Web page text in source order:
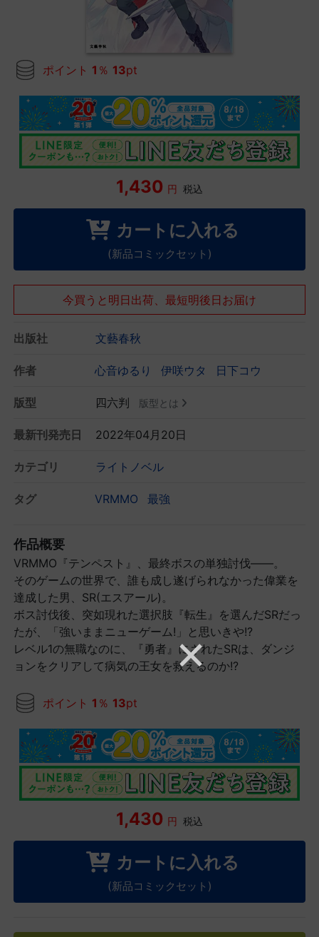
ポイント 1 ％ 13pt
1,430 円 税込
カートに入れる
(新品コミックセット)
今買うと明日出荷、最短明後日お届け
出版社 文藝春秋
作者 心音ゆるり 伊咲ウタ 日下コウ
版型 四六判 版型とは
最新刊発売日 2022年04月20日
カテゴリ ライトノベル
タグ VRMMO 最強
作品概要
VRMMO『テンペスト』、最終ボスの単独討伐――。
そのゲームの世界で、誰も成し遂げられなかった偉業を
達成した男、SR(エスアール)。
ボス討伐後、突如現れた選択肢『転生』を選んだSRだっ
たが、「強いままニューゲーム!」と思いきや!?
レベル1の無職なのに、『勇者』にされたSRは、ダンジ
ョンをクリアして病気の王女を救えるのか!?
ポイント 1 ％ 13pt
1,430 円 税込
カートに入れる
(新品コミックセット)